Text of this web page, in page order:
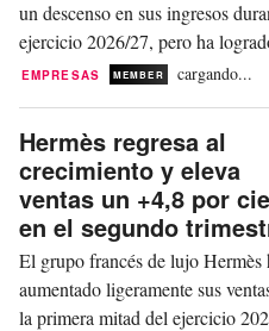
un descenso en sus ingresos
ejercicio 2026/27, pero ha
resultado, la empresa matriz de
EMPRESAS MEMBER cargando...
Hermès regresa al
crecimiento y eleva
ventas un +4,8 por
en el segundo
El grupo francés de lujo Hermès
aumentado ligeramente sus
la primera mitad del ejercicio